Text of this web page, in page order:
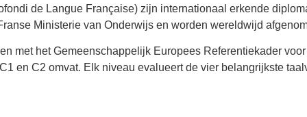
de Langue Française) zijn internationaal erkende
Ministerie van Onderwijs en worden wereldwijd
met het Gemeenschappelijk Europees Referentiekader
en C2 omvat. Elk niveau evalueert de vier belangrijkste